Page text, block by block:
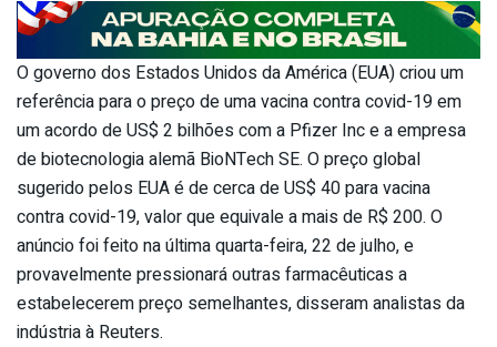
O governo dos Estados Unidos da América (EUA) criou um
referência para o preço de uma vacina contra covid-19 em
um acordo de US$ 2 bilhões com a Pfizer Inc e a empresa
de biotecnologia alemã BioNTech SE. O preço global
sugerido pelos EUA é de cerca de US$ 40 para vacina
contra covid-19, valor que equivale a mais de R$ 200. O
anúncio foi feito na última quarta-feira, 22 de julho, e
provavelmente pressionará outras farmacêuticas a
estabelecerem preço semelhantes, disseram analistas da
indústria à Reuters.